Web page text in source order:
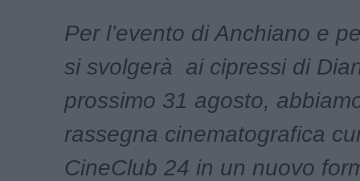
Per l’evento di Anchiano e
si svolgerà ai cipressi di
prossimo 31 agosto,
rassegna cinematografica
CineClub 24 in un nuovo